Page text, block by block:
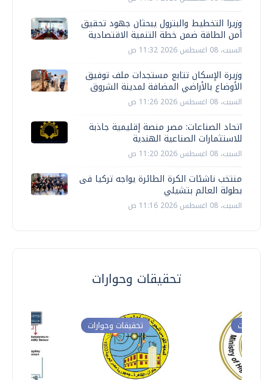
وزيرا التخطيط والبترول يبحثان جهود تحقيق
أمن الطاقة ضمن خطة التنمية الاقتصادية
السبت، 08 اغسطس 2026 11:32 ص
وزيرة الإسكان تتابع مستجدات ملف توفيق
الأوضاع بالأراضي المضافة لمدينة الشروق
السبت، 08 اغسطس 2026 11:26 ص
اتحاد الصناعات: مصر منصة إقليمية جاذبة
للاستثمارات الصناعية الهندية
السبت، 08 اغسطس 2026 11:20 ص
منتخب ناشئات الكرة الطائرة يواجه تركيا فى
بطولة العالم بتشيلي
السبت، 08 اغسطس 2026 11:16 ص
تحقيقات وحوارات
تحقيقات وحوارات وحوارات